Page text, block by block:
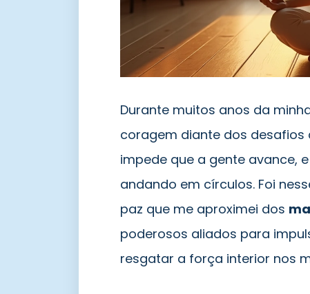
Durante muitos anos da
coragem diante dos desafios
impede que a gente avance,
andando em círculos. Foi
paz que me aproximei dos
poderosos aliados para
resgatar a força interior nos